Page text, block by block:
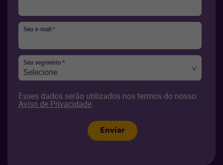
Seu e-mail*
Seu segmento*
Selecione
Esses dados serão utilizados nos termos do nosso
Aviso de Privacidade.
Enviar